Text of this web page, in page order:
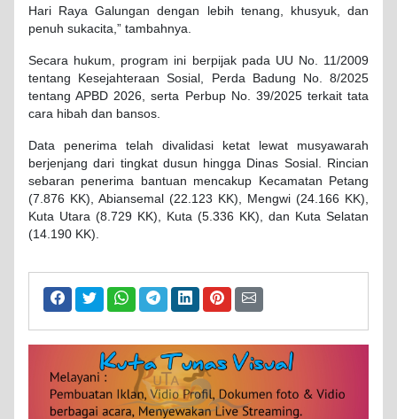
Hari Raya Galungan dengan lebih tenang, khusyuk, dan
penuh sukacita,” tambahnya.
Secara hukum, program ini berpijak pada UU No. 11/2009
tentang Kesejahteraan Sosial, Perda Badung No. 8/2025
tentang APBD 2026, serta Perbup No. 39/2025 terkait tata
cara hibah dan bansos.
Data penerima telah divalidasi ketat lewat musyawarah
berjenjang dari tingkat dusun hingga Dinas Sosial. Rincian
sebaran penerima bantuan mencakup Kecamatan Petang
(7.876 KK), Abiansemal (22.123 KK), Mengwi (24.166 KK),
Kuta Utara (8.729 KK), Kuta (5.336 KK), dan Kuta Selatan
(14.190 KK).